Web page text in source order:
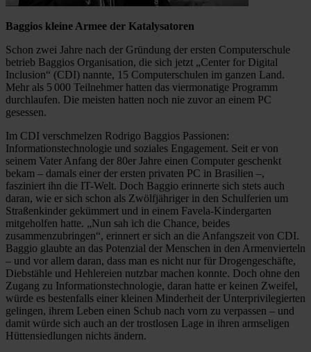
Baggios kleine Armee der Katalysatoren
Schon zwei Jahre nach der Gründung der ersten Computerschule
betrieb Baggios Organisation, die sich jetzt „Center for Digital
Inclusion“ (CDI) nannte, 15 Computerschulen im ganzen Land.
Mehr als 5 000 Teilnehmer hatten das viermonatige Programm
durchlaufen. Die meisten hatten noch nie zuvor an einem PC
gesessen.
Im CDI verschmelzen Rodrigo Baggios Passionen:
Informationstechnologie und soziales Engagement. Seit er von
seinem Vater Anfang der 80er Jahre einen Computer geschenkt
bekam – damals einer der ersten privaten PC in Brasilien –,
fasziniert ihn die IT-Welt. Doch Baggio erinnerte sich stets auch
daran, wie er sich schon als Zwölfjähriger in den Schulferien um
Straßenkinder gekümmert und in einem Favela-Kindergarten
mitgeholfen hatte. „Nun sah ich die Chance, beides
zusammenzubringen“, erinnert er sich an die Anfangszeit von CDI.
Baggio glaubte an das Potenzial der Menschen in den Armenvierteln
– und vor allem daran, dass man es nicht nur für Drogengeschäfte,
Diebstähle und Hehlereien nutzbar machen konnte. Doch ohne den
Zugang zu Informationstechnologie, daran hatte er keinen Zweifel,
würde es bestenfalls einer kleinen Minderheit der Unterprivilegierten
gelingen, ihrem Leben einen Schub nach vorn zu verpassen – und
damit würde sich auch an der trostlosen Lage in ihren armseligen
Hüttensiedlungen nichts ändern.